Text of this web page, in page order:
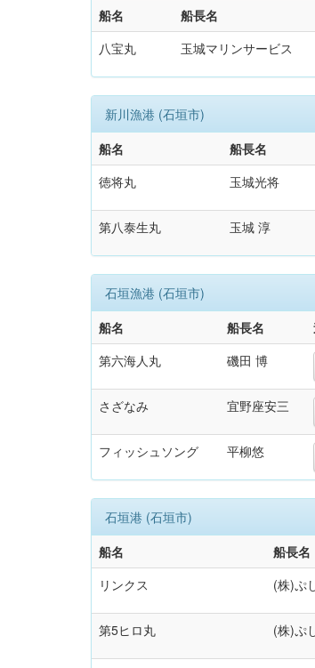
船名
船長名
八宝丸
玉城マリンサービス
新川漁港 (石垣市)
船名
船長名
徳将丸
玉城光将
第八泰生丸 玉城 淳
石垣漁港 (石垣市)
船名
船長名
第六海人丸
磯田 博
さざなみ 宜野座安三
フィッシュソング 平柳悠
石垣港 (石垣市)
船名
船長名
リンクス
(株)ぷ
第5ヒロ丸 (株)ぷ